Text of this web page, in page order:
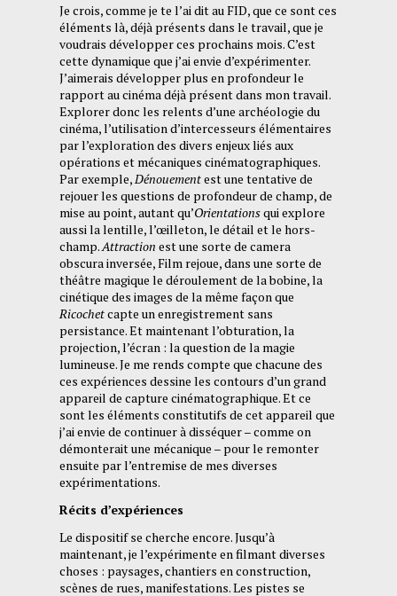
Je crois, comme je te l’ai dit au FID, que ce sont ces
éléments là, déjà présents dans le travail, que je
voudrais développer ces prochains mois. C’est
cette dynamique que j’ai envie d’expérimenter.
J’aimerais développer plus en profondeur le
rapport au cinéma déjà présent dans mon travail.
Explorer donc les relents d’une archéologie du
cinéma, l’utilisation d’intercesseurs élémentaires
par l’exploration des divers enjeux liés aux
opérations et mécaniques cinématographiques.
Par exemple,Dénouementest une tentative de
rejouer les questions de profondeur de champ, de
mise au point, autant qu’Orientationsqui explore
aussi la lentille, l’œilleton, le détail et le hors-
champ.Attraction est une sorte de camera
obscura inversée, Film rejoue, dans une sorte de
théâtre magique le déroulement de la bobine, la
cinétique des images de la même façon que
Ricochetcapte un enregistrement sans
persistance. Et maintenant l’obturation, la
projection, l’écran : la question de la magie
lumineuse. Je me rends compte que chacune des
ces expériences dessine les contours d’un grand
appareil de capture cinématographique. Et ce
sont les éléments constitutifs de cet appareil que
j’ai envie de continuer à disséquer – comme on
démonterait une mécanique – pour le remonter
ensuite par l’entremise de mes diverses
expérimentations.
Récits d’expériences
Le dispositif se cherche encore. Jusqu’à
maintenant, je l’expérimente en filmant diverses
choses : paysages, chantiers en construction,
scènes de rues, manifestations. Les pistes se